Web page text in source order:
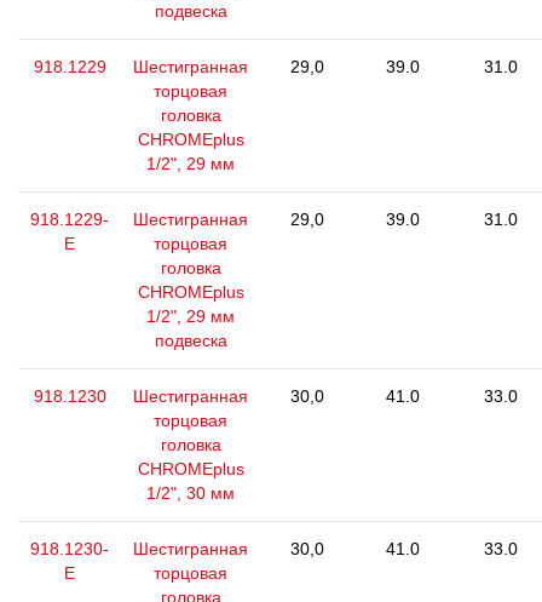
подвеска
918.1229
Шестигранная
торцовая
головка
CHROMEplus
1/2", 29 мм
29,0 39.0 31.0
918.1229-
E
Шестигранная
торцовая
головка
CHROMEplus
1/2", 29 мм
подвеска
29,0 39.0 31.0
918.1230
Шестигранная
торцовая
головка
CHROMEplus
1/2", 30 мм
30,0 41.0 33.0
918.1230-
E
Шестигранная
торцовая
головка
30,0 41.0 33.0